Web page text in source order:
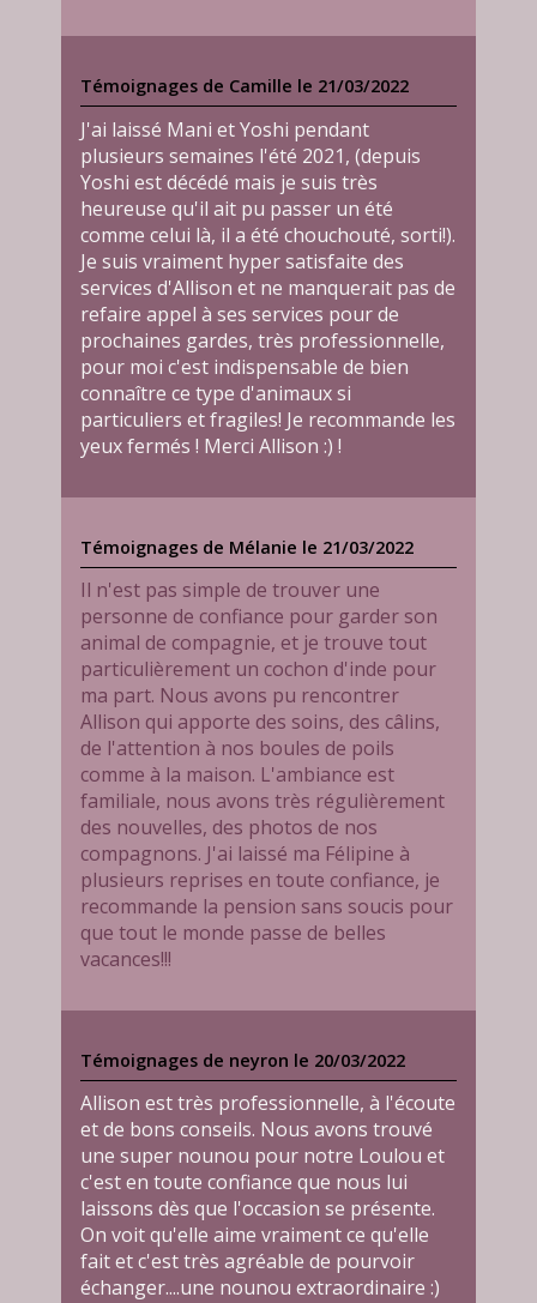
Témoignages de Camille le 21/03/2022
J'ai laissé Mani et Yoshi pendant
plusieurs semaines l'été 2021, (depuis
Yoshi est décédé mais je suis très
heureuse qu'il ait pu passer un été
comme celui là, il a été chouchouté, sorti!).
Je suis vraiment hyper satisfaite des
services d'Allison et ne manquerait pas de
refaire appel à ses services pour de
prochaines gardes, très professionnelle,
pour moi c'est indispensable de bien
connaître ce type d'animaux si
particuliers et fragiles! Je recommande les
yeux fermés ! Merci Allison :) !
Témoignages de Mélanie le 21/03/2022
Il n'est pas simple de trouver une
personne de confiance pour garder son
animal de compagnie, et je trouve tout
particulièrement un cochon d'inde pour
ma part. Nous avons pu rencontrer
Allison qui apporte des soins, des câlins,
de l'attention à nos boules de poils
comme à la maison. L'ambiance est
familiale, nous avons très régulièrement
des nouvelles, des photos de nos
compagnons. J'ai laissé ma Félipine à
plusieurs reprises en toute confiance, je
recommande la pension sans soucis pour
que tout le monde passe de belles
vacances!!!
Témoignages de neyron le 20/03/2022
Allison est très professionnelle, à l'écoute
et de bons conseils. Nous avons trouvé
une super nounou pour notre Loulou et
c'est en toute confiance que nous lui
laissons dès que l'occasion se présente.
On voit qu'elle aime vraiment ce qu'elle
fait et c'est très agréable de pourvoir
échanger....une nounou extraordinaire :)